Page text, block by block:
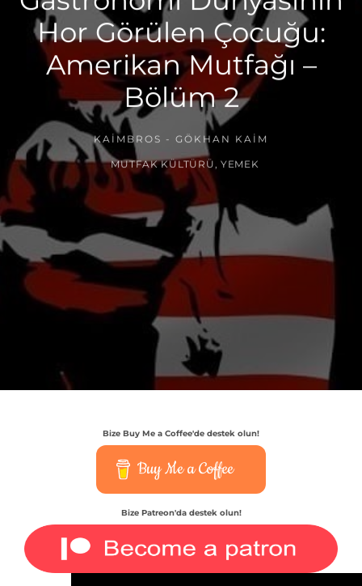
Hor Görülen Çocuğu:
Amerikan Mutfağı –
Bölüm 2
KAIMBROS - GÖKHAN KAIM
MUTFAK KÜLTÜRÜ YEMEK
Bize Buy Me a Coffee'de destek olun!
Buy Me a Coffee
Bize Patreon'da destek olun!